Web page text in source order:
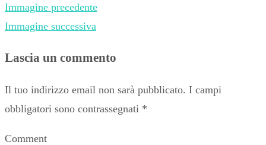
Immagine precedente
Immagine successiva
Lascia un commento
Il tuo indirizzo email non sarà pubblicato. I campi
obbligatori sono contrassegnati *
Comment